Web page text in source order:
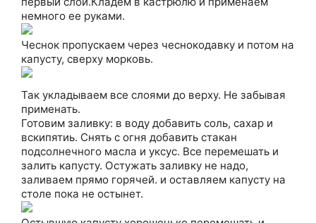
немного ее руками.
Чеснок пропускаем через чеснокодавку и потом на
капусту, сверху морковь.
Так укладываем все слоями до верху. Не забывая
применать.
Готовим заливку: в воду добавить соль, сахар и
вскипятиь. Снять с огня добавить стакан
подсолнечного масла и уксус. Все перемешать и
залить капусту. Остужать заливку не надо,
заливаем прямо горячей. и оставляем капусту на
столе пока не остынет.